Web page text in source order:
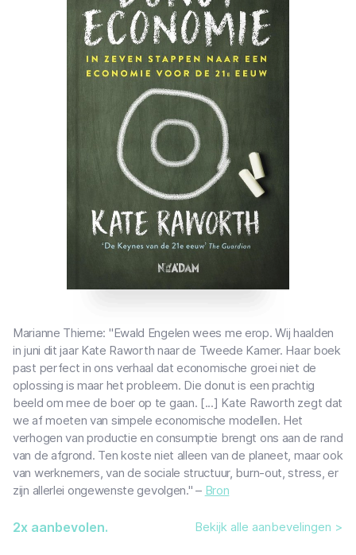
Marianne Thieme: "Ewald Engelen wees me erop. Wij haalden
in juni dit jaar Kate Raworth naar de Tweede Kamer. Haar boek
past perfect in ons verhaal dat economische groei niet de
oplossing is maar het probleem. Die donut is een prachtig
beeld om mee de boer op te gaan. [...] Kate Raworth zegt dat
we af moeten van simpele economische modellen. Het
verhogen van productie en consumptie brengt ons aan de rand
van de afgrond. Ten koste niet alleen van de planeet, maar ook
van werknemers, van de sociale structuur, burn-out, stress, er
zijn allerlei ongewenste gevolgen." – Bron
2x aanbevolen. Bekijk alle aanbevelingen >